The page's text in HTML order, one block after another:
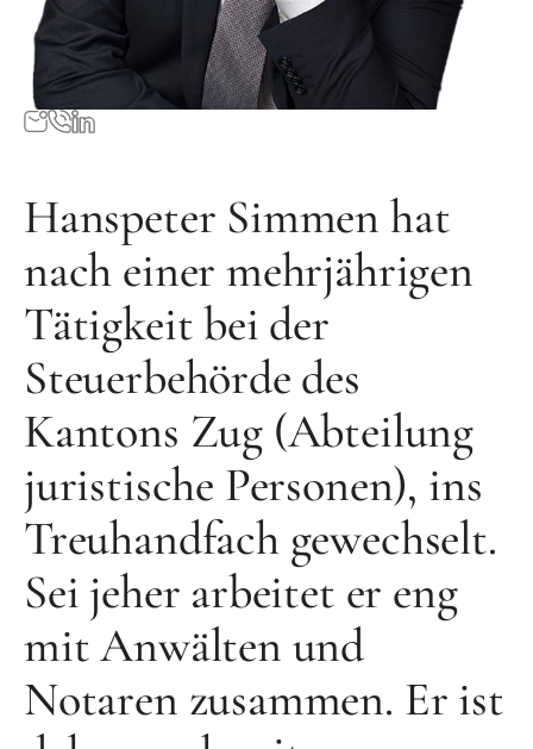
Hanspeter Simmen hat
nach einer mehrjährigen
Tätigkeit bei der
Steuerbehörde des
Kantons Zug (Abteilung
juristische Personen), ins
Treuhandfach gewechselt.
Sei jeher arbeitet er eng
mit Anwälten und
Notaren zusammen. Er ist